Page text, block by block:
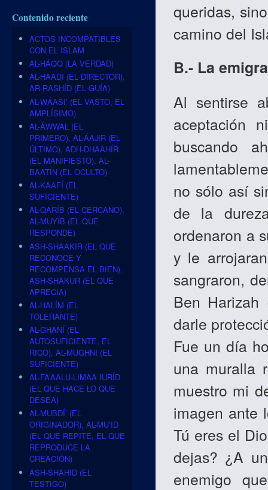
queridas,
camino del
B.- La
Al sentirse
aceptación
buscando
no sólo así
de la
ordenaron a
y le
sangraron,
Ben
darle
Fue un día
una muralla
muestro mi
imagen ante
Tú eres el
dejas? ¿A
enemigo
Contenido reciente
ACTOS INCOMPATIBLES
CON EL ISLAM
AL-HÁQQ (LA VERDAD)
AL-HAADI (EL DIRECTOR),
AR-RASHÍD (EL GUÍA)
AL-WÁASI’ (EL VASTO, EL
AMPLÍSIMO)
AL-ÁWWAL (EL
PRIMERO), AL-ÁAJIR (EL
ÚLTIMO), ADH-DHAAHÍR
(EL MANIFIESTO), AL-
BAATÍN (EL OCULTO)
AL-KAAFÍ (EL
SUFICIENTE)
AL-QARÍB (EL CERCANO),
AL-MUYÍB (EL QUE
RESPONDE)
ASH-SHAAKIR (EL QUE
RECONOCE Y
RECOMPENSA EL BIEN),
ASH-SHAKUR (EL QUE
APRECIA)
AL-HALÍM (EL
TOLERANTE)
AL-GHANÍ (EL
AUTOSUFICIENTE, EL
RICO), AL-MUGHNI (EL
SUFICIENTE)
AL-FA’AALU-LIMAA IURÍD
(EL QUE HACE LO QUE
DESEA)
AL-MUBDÍ’ (EL
ORIGINADOR), AL-MU’ID
(EL QUE REPITE, EL QUE
REPRODUCE LA
CREACIÓN)
ASH-SHAHID (EL
TESTIGO)